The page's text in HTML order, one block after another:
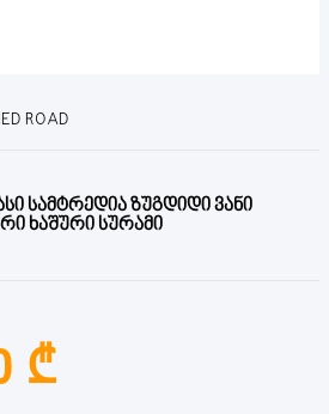
ROAD
სამტრედია ზუგდიდი ვანი
ხაშური სურამი
₾